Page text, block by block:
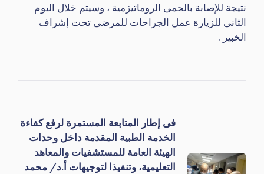
نتيجة للإصابة بالحمى الروماتيزمية ، وسيتم خلال اليوم
الثانى للزيارة عمل الجراحات للمرضى تحت إشراف
الخبير .
فى إطار المتابعة المستمرة لرفع كفاءة
الخدمة الطبية المقدمة داخل وحدات
الهيئة العامة للمستشفيات والمعاهد
التعليمية، وتنفيذا لتوجيهات أ.د/ محمد